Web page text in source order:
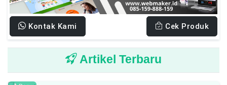
Kontak Kami Cek Produk
Artikel Terbaru